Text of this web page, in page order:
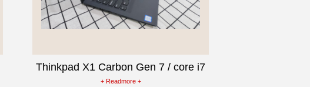
Thinkpad X1 Carbon Gen 7 / core i7
8565U / Ram 16G / SSD 512G / màn
+ Readmore +